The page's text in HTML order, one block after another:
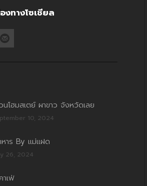
งทางโซเชียล
นโฮมสเตย์ ผาขาว จังหวัดเลย
10, 2024
หาร By แม่แฝด
26, 2024
าเฟ่